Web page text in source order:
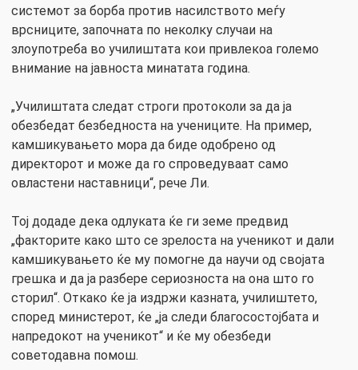
системот за борба против насилството меѓу
врсниците, започната по неколку случаи на
злоупотреба во училиштата кои привлекоа големо
внимание на јавноста минатата година.
„Училиштата следат строги протоколи за да ја
обезбедат безбедноста на учениците. На пример,
камшикувањето мора да биде одобрено од
директорот и може да го спроведуваат само
овластени наставници“, рече Ли.
Тој додаде дека одлуката ќе ги земе предвид
„факторите како што се зрелоста на ученикот и дали
камшикувањето ќе му помогне да научи од својата
грешка и да ја разбере сериозноста на она што го
сторил“. Откако ќе ја издржи казната, училиштето,
според министерот, ќе „ја следи благосостојбата и
напредокот на ученикот“ и ќе му обезбеди
советодавна помош.